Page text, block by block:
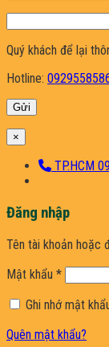
Quý khách để lại
Hotline:
×
TP.HCM
Đăng nhập
Tên tài khoản hoặc
Mật khẩu *Bắt
buộc
Ghi nhớ mật
Quên mật khẩu?